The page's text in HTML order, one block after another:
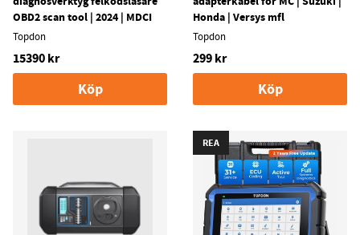
OBD2 scan tool | 2024 | MDCI
Topdon
15390 kr
Köp
Honda | Versys mfl
Topdon
299 kr
Köp
REA